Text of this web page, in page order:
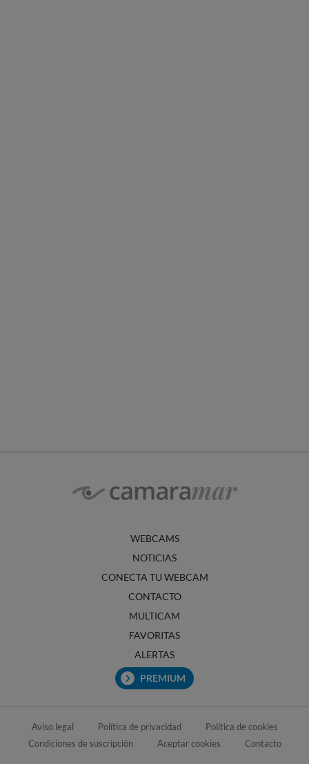
WEBCAMS
NOTICIAS
CONECTA TU WEBCAM
CONTACTO
MULTICAM
FAVORITAS
ALERTAS
PREMIUM
Aviso legal Política de privacidad
Política de cookies
Condiciones de suscripción
Aceptar cookies Contacto